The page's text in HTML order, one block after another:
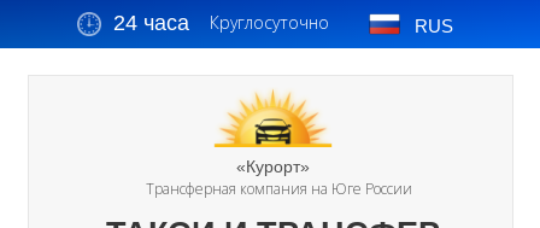
24 часа Круглосуточно RUS
«Курорт»
Трансферная компания на Юге России